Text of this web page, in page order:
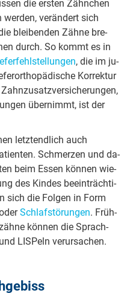
die ers­ten Zähn­chen
ver­än­dert sich
blei­ben­den Zäh­ne bre­
durch. So kommt es in
, die im ju­
Kor­rek­tur
über­nimmt, ist der
letzt­end­lich auch
Schmer­zen und da­
beim Es­sen kön­nen wie­
des Kin­des be­ein­träch­ti­
sich die Fol­gen in Form
Schlaf­stö­run­gen. Früh­
kön­nen die Sprach­
LISP­eln ver­ur­sa­chen.